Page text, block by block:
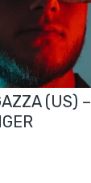
(US) –